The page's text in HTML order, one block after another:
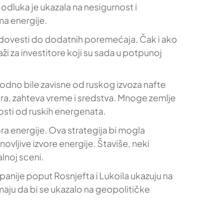
je ukazala na nesigurnost i
energije.
do dodatnih poremećaja. Čak i ako
za investitore koji su sada u potpunoj
bile zavisne od ruskog izvoza nafte
zahteva vreme i sredstva. Mnoge zemlje
od ruskih energenata.
energije. Ova strategija bi mogla
izvore energije. Štaviše, neki
sceni.
poput Rosnjefta i Lukoila ukazuju na
da bi se ukazalo na geopolitičke